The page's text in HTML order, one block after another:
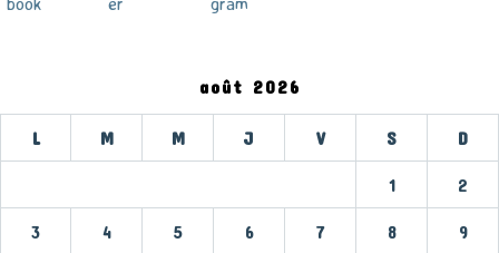
août 2026
L M M J V S D
1 2
3 4 5 6 7 8 9